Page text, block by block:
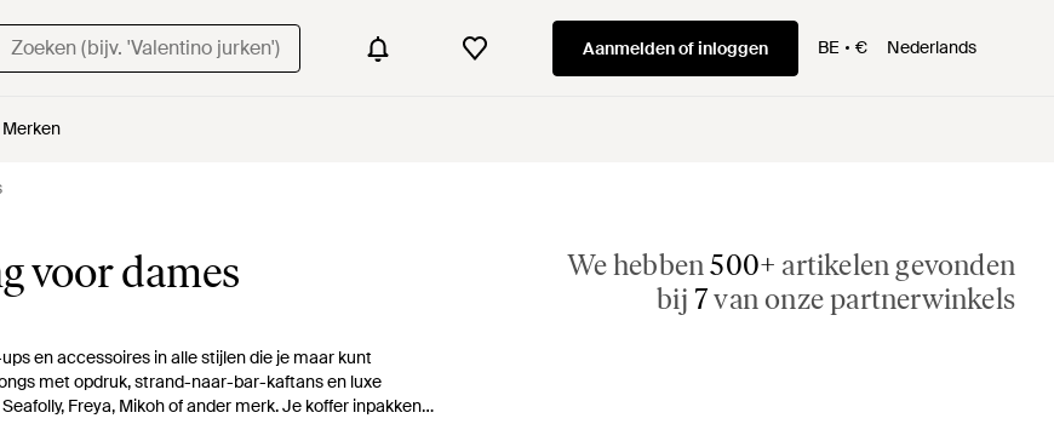
Aanmelden of inloggen BE € Nederlands
Merken
voor dames
en accessoires in alle stijlen die je maar kunt
met opdruk, strand-naar-bar-kaftans en luxe
Freya, Mikoh of ander merk. Je koffer inpakken
We hebben500+ artikelen gevonden
bij 7van onze partnerwinkels